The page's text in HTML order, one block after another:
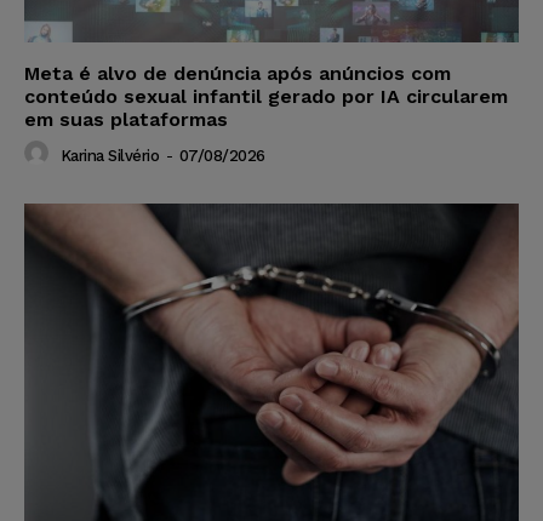
Meta é alvo de denúncia após anúncios com
conteúdo sexual infantil gerado por IA circularem
em suas plataformas
Karina Silvério - 07/08/2026